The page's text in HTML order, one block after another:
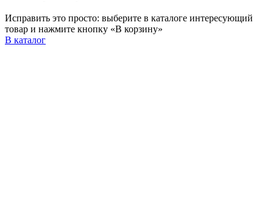
Исправить это просто: выберите в каталоге интересующий
товар и нажмите кнопку «В корзину»
В каталог